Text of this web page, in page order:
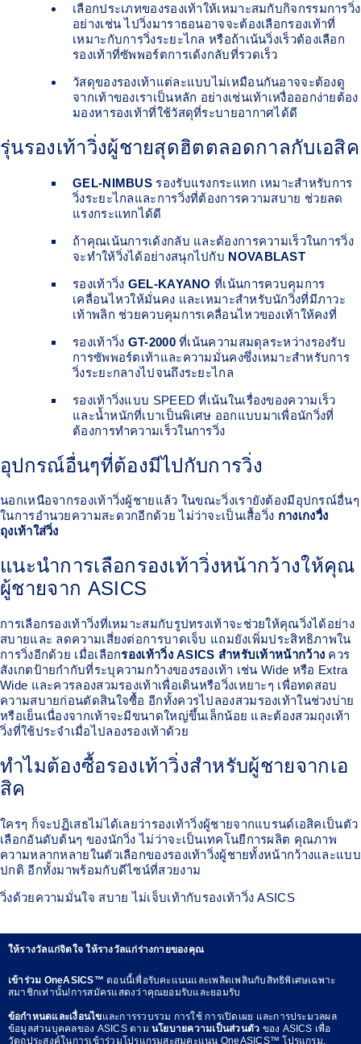
เลือกประเภทของรองเท้าให้เหมาะสมกับกิจกรรมการวิ่ง
อย่างเช่น ไปวิ่งมาราธอนอาจจะต้องเลือกรองเท้าที่
เหมาะกับการวิ่งระยะไกล หรือถ้าเน้นวิ่งเร็วต้องเลือก
รองเท้าที่ซัพพอร์ตการเด้งกลับที่รวดเร็ว
วัสดุของรองเท้าแต่ละแบบไม่เหมือนกันอาจจะต้องดู
จากเท้าของเราเป็นหลัก อย่างเช่นเท้าเหงื่อออกง่ายต้อง
มองหารองเท้าที่ใช้วัสดุที่ระบายอากาศได้ดี
รุ่นรองเท้าวิ่งผู้ชายสุดฮิตตลอดกาลกับเอสิค
GEL-NIMBUS รองรับแรงกระแทก เหมาะสำหรับการ
วิ่งระยะไกลและการวิ่งที่ต้องการความสบาย ช่วยลด
แรงกระแทกได้ดี
ถ้าคุณเน้นการเด้งกลับ และต้องการความเร็วในการวิ่ง
จะทำให้วิ่งได้อย่างสนุกไปกับ NOVABLAST
รองเท้าวิ่ง GEL-KAYANO ที่เน้นการควบคุมการ
เคลื่อนไหวให้มั่นคง และเหมาะสำหรับนักวิ่งที่มีภาวะ
เท้าพลิก ช่วยควบคุมการเคลื่อนไหวของเท้าให้คงที่
รองเท้าวิ่ง GT-2000ที่เน้นความสมดุลระหว่างรองรับ
การซัพพอร์ตเท้าและความมั่นคงซึ่งเหมาะสำหรับการ
วิ่งระยะกลางไปจนถึงระยะไกล
รองเท้าวิ่งแบบ SPEED ที่เน้นในเรื่องของความเร็ว
และน้ำหนักที่เบาเป็นพิเศษ ออกแบบมาเพื่อนักวิ่งที่
ต้องการทำความเร็วในการวิ่ง
อุปกรณ์อื่นๆที่ต้องมีไปกับการวิ่ง
นอกเหนือจากรองเท้าวิ่งผู้ชายแล้ว ในขณะวิ่งเรายังต้องมีอุปกรณ์อื่นๆ
ในการอำนวยความสะดวกอีกด้วย ไม่ว่าจะเป็นเสื้อวิ่ง กางเกงวื่ง
ถุงเท้าใส่วิ่ง
แนะนำการเลือกรองเท้าวิ่งหน้ากว้างให้คุณ
ผู้ชายจาก ASICS
การเลือกรองเท้าวิ่งที่เหมาะสมกับรูปทรงเท้าจะช่วยให้คุณวิ่งได้อย่าง
สบายและ ลดความเสี่ยงต่อการบาดเจ็บ แถมยังเพิ่มประสิทธิภาพใน
การวิ่งอีกด้วย เมื่อเลือกรองเท้าวิ่ง ASICS สำหรับเท้าหน้ากว้าง ควร
สังเกตป้ายกำกับที่ระบุความกว้างของรองเท้า เช่น Wide หรือ Extra
Wide และควรลองสวมรองเท้าเพื่อเดินหรือวิ่งเหยาะๆ เพื่อทดสอบ
ความสบายก่อนตัดสินใจซื้อ อีกทั้งควรไปลองสวมรองเท้าในช่วงบ่าย
หรือเย็นเนื่องจากเท้าจะมีขนาดใหญ่ขึ้นเล็กน้อย และต้องสวมถุงเท้า
วิ่งที่ใช้ประจำเมื่อไปลองรองเท้าด้วย
ทำไมต้องซื้อรองเท้าวิ่งสำหรับผู้ชายจากเอ
สิค
ใครๆ ก็จะปฏิเสธไม่ได้เลยว่ารองเท้าวิ่งผู้ชายจากแบรนด์เอสิคเป็นตัว
เลือกอันดับต้นๆ ของนักวิ่ง ไม่ว่าจะเป็นเทคโนยีการผลิต คุณภาพ
ความหลากหลายในตัวเลือกของรองเท้าวิ่งผู้ชายทั้งหน้ากว้างและแบบ
ปกติ อีกทั้งมาพร้อมกับดีไซน์ที่สวยงาม
วิ่งด้วยความมั่นใจ สบาย ไม่เจ็บเท้ากับรองเท้าวิ่ง ASICS
ให้รางวัลแก่จิตใจ ให้รางวัลแก่ร่างกายของคุณ
เข้าร่วม OneASICS™ตอนนี้เพื่อรับคะแนนและเพลิดเพลินกับสิทธิพิเศษเฉพาะ
สมาชิกเท่านั้น!การสมัครแสดงว่าคุณยอมรับและยอมรับ
ข้อกำหนดและเงื่อนไขและการรวบรวม การใช้ การเปิดเผย และการประมวลผล
ข้อมูลส่วนบุคคลของ ASICS ตาม นโยบายความเป็นส่วนตัว ของ ASICS เพื่อ
วัตถุประสงค์ในการเข้าร่วมโปรแกรมสะสมคะแนน OneASICS™ โปรแกรม.